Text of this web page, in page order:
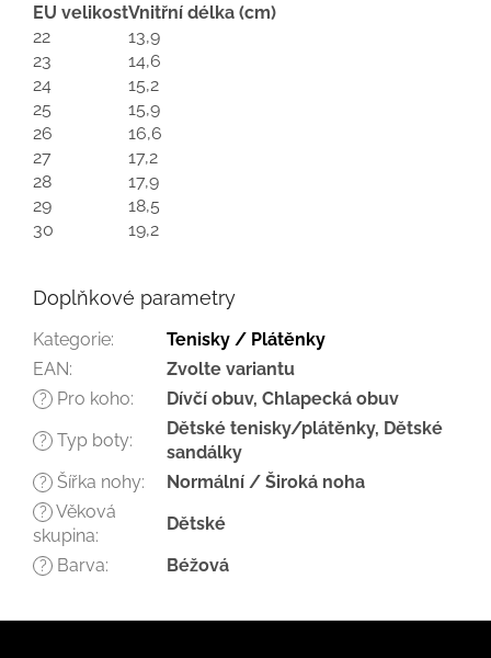
EU velikostVnitřní délka (cm)
22
13,9
23
14,6
24
15,2
25
15,9
26
16,6
27
17,2
28
17,9
29
18,5
30
19,2
Doplňkové parametry
Kategorie:
Tenisky / Plátěnky
EAN: Zvolte variantu
? Pro koho: Dívčí obuv, Chlapecká obuv
? Typ boty:
Dětské tenisky/plátěnky, Dětské
sandálky
? Šířka nohy: Normální / Široká noha
? Věková
skupina:
Dětské
? Barva: Béžová